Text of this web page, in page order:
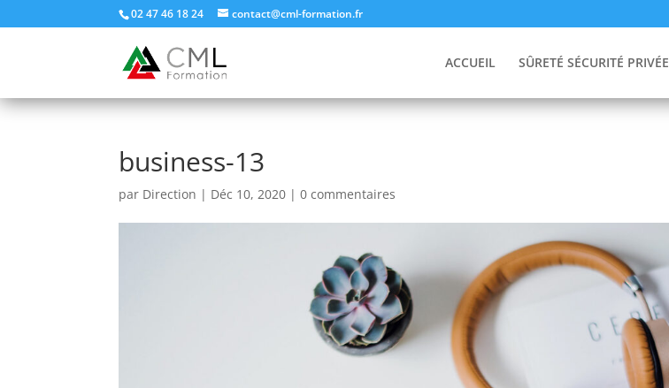
02 47 46 18 24 contact@cml-formation.fr
ACCUEIL SÛRETÉ SÉCURITÉ PRIVÉE
business-13
par Direction | Déc 10, 2020 |0 commentaires